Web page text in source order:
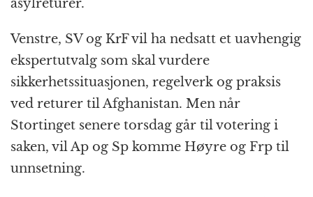
o
o
k
g
e
r
p
at m
asylreturer.
Venstre, SV og KrF vil ha nedsatt et uavhengig
ekspertutvalg som skal vurdere
sikkerhetssituasjonen, regelverk og praksis
ved returer til Afghanistan. Men når
Stortinget senere torsdag går til votering i
saken, vil Ap og Sp komme Høyre og Frp til
unnsetning.